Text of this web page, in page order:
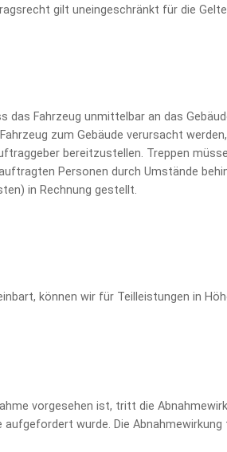
gilt uneingeschränkt für die
das Fahrzeug unmittelbar an das
zum Gebäude verursacht
bereitzustellen. Treppen
Personen durch Umstände
in Rechnung gestellt.
können wir für Teilleistungen in
vorgesehen ist, tritt die
aufgefordert wurde. Die